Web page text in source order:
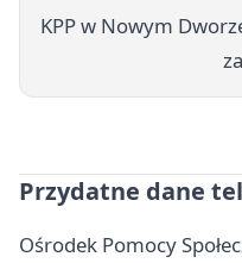
KPP w Nowym
Przydatne dane
Ośrodek Pomocy